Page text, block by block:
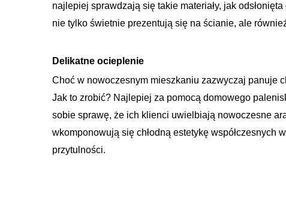
najlepiej sprawdzają się takie materiały, jak
nie tylko świetnie prezentują się na ścianie, ale
Delikatne ocieplenie
Choć w nowoczesnym mieszkaniu zazwyczaj panuje
Jak to zrobić? Najlepiej za pomocą domowego
sobie sprawę, że ich klienci uwielbiają nowoczesne
wkomponowują się chłodną estetykę
przytulności.